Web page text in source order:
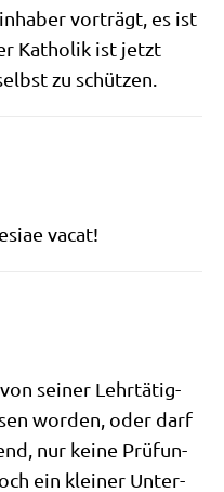
vor­trägt, es ist
Katho­lik ist jetzt
zu schützen.
vacat!
sei­ner Lehr­tä­tig­
wor­den, oder darf
nur kei­ne Prü­fun­
ein klei­ner Unter­